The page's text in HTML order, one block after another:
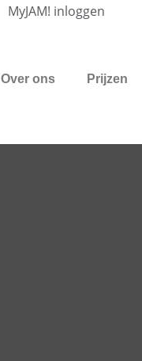
MyJAM! inloggen
Over ons Prijzen